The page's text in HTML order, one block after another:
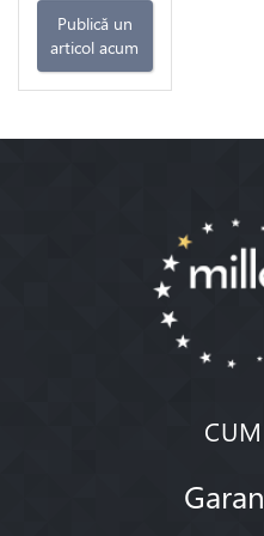
Publică un
articol acum